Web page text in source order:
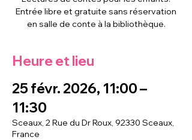
Entrée libre et gratuite sans réservation
en salle de conte à la bibliothèque.
Heure et lieu
25 févr. 2026, 11:00 –
11:30
Sceaux, 2 Rue du Dr Roux, 92330 Sceaux,
France